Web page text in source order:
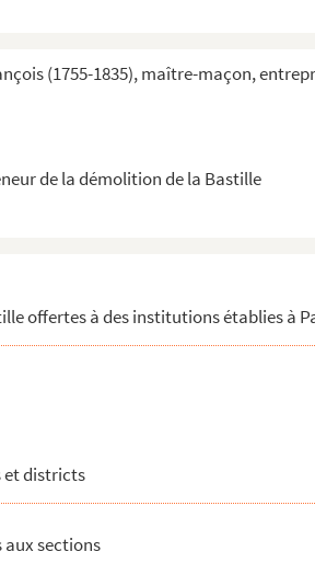
(1755-1835), maître-maçon,
de la démolition de la Bastille
Nouvelle, à Palloy
et de Bourdon,...
générale
Nouvelle, à Palloy
à Palloy
offertes à des institutions établies à
et districts
aux sections